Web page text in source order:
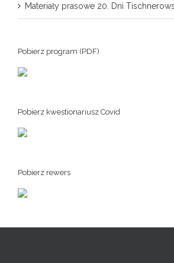
Materiały prasowe 20. Dni
Pobierz program (PDF)
Pobierz kwestionariusz Covid
Pobierz rewers